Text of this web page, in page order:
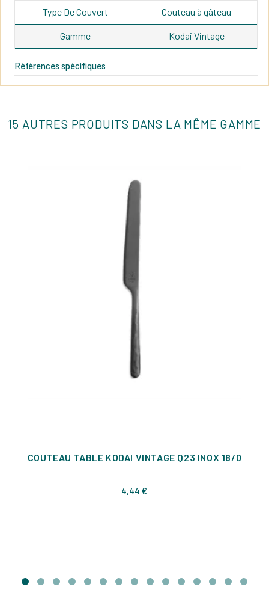
Type De Couvert Couteau à gâteau
Gamme Kodai Vintage
Références spécifiques
15 AUTRES PRODUITS DANS LA MÊME GAMME
COUTEAU TABLE KODAI VINTAGE Q23 INOX 18/0
4,44 €